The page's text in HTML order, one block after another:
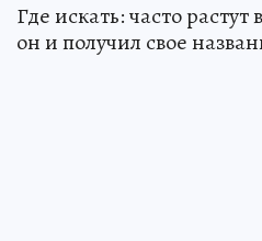
Где искать: часто
он и получил свое